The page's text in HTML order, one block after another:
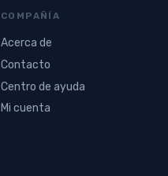
COMPAÑÍA
Acerca de
Contacto
Centro de ayuda
Mi cuenta